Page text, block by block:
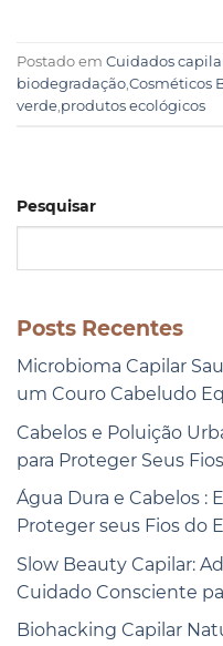
Pesquisar
Posts Recentes
Microbioma Capilar
um Couro Cabeludo
Cabelos e Poluição
para Proteger Seus
Água Dura e Cabelos :
Proteger seus Fios do
Slow Beauty Capilar:
Cuidado Consciente
Biohacking Capilar
Postado em Cuidados
biodegradação Cosméticos
verde produtos ecológicos